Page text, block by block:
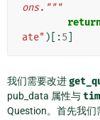
ons."""
ate" )[:5
我们需要改进
pub_data 属性与
Question。首先我们